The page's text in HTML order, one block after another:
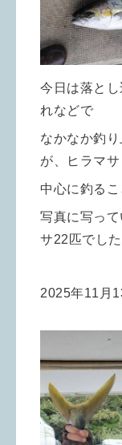
今日は落と
れなどで
なかなか釣
が、ヒラマサ
中心に釣る
写真に写っ
サ22匹でし
2025年11月